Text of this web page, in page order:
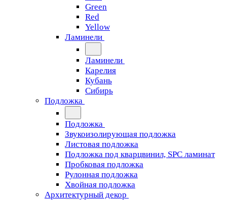
Green
Red
Yellow
Ламинели
Ламинели
Карелия
Кубань
Сибирь
Подложка
Подложка
Звукоизолирующая подложка
Листовая подложка
Подложка под кварцвинил, SPC ламинат
Пробковая подложка
Рулонная подложка
Хвойная подложка
Архитектурный декор